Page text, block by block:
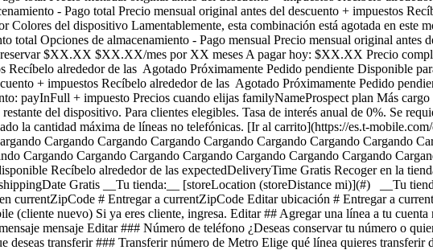
- Pago total Precio mensual original antes del descuento + impuestos
del dispositivo Lamentablemente, esta combinación está agotada en
total Opciones de almacenamiento - Pago mensual Precio mensual original antes
$XX.XX $XX.XX/mes por XX meses A pagar hoy: $XX.XX Precio
Recíbelo alrededor de las Agotado Próximamente Pedido pendiente Disponible
+ impuestos Recíbelo alrededor de las Agotado Próximamente Pedido
payInFull + impuesto Precios cuando elijas familyNameProspect plan Más
del dispositivo. Para clientes elegibles. Tasa de interés anual de 0%. Se
la cantidad máxima de líneas no telefónicas. [Ir al carrito](https://es.t-
Cargando Cargando Cargando Cargando Cargando Cargando Cargando
Cargando Cargando Cargando Cargando Cargando Cargando Cargando
Recíbelo alrededor de las expectedDeliveryTime Gratis Recoger en la
Gratis __Tu tienda:__ [storeLocation (storeDistance mi)](#) __Tu
# Entregar a currentZipCode Editar ubicación # Entregar a
nuevo) Si ya eres cliente, ingresa. Editar ## Agregar una línea a tu cuenta
mensaje Editar ### Número de teléfono ¿Deseas conservar tu número o
deseas transferir ### Transferir número de Metro Elige qué línea quieres